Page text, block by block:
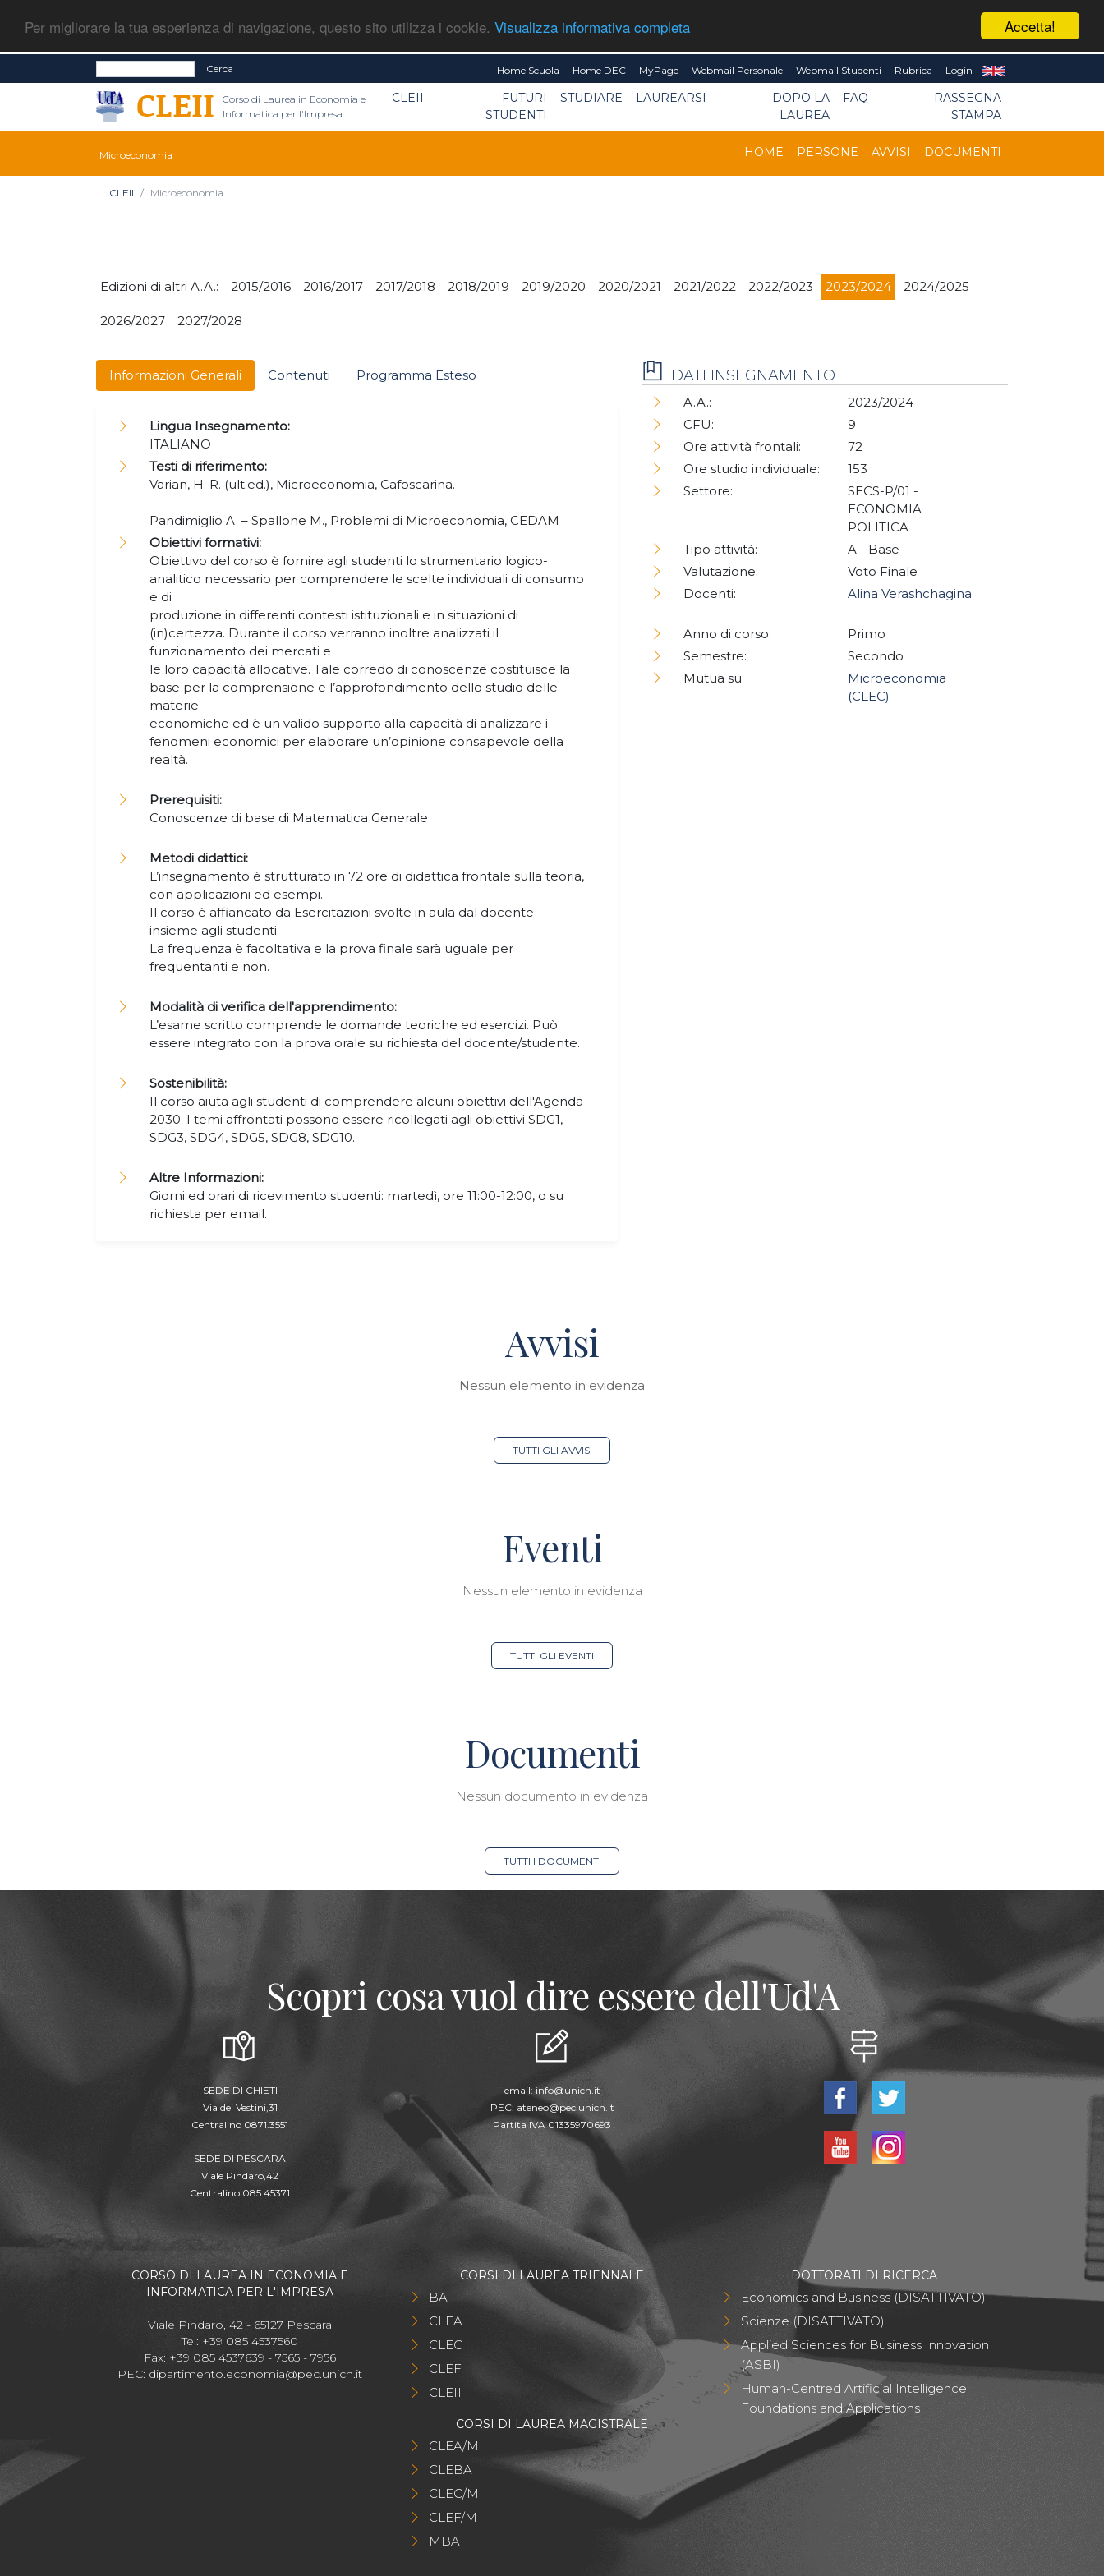
Accetta!
Per migliorare la tua esperienza di navigazione, questo sito utilizza i cookie. Visualizza informativa completa
Cerca Home Scuola Home DEC MyPage Webmail Personale Webmail Studenti Rubrica Login
Corso di Laurea in Economia e
Informatica per l'Impresa
CLEII
FUTURI
STUDENTI
STUDIARE LAUREARSI
DOPO LA
LAUREA
FAQ
RASSEGNA
STAMPA
Microeconomia HOME PERSONE AVVISI DOCUMENTI
CLEII Microeconomia
Edizioni di altri A.A.: 2015/2016 2016/2017 2017/2018 2018/2019 2019/2020 2020/2021 2021/2022 2022/2023 2023/2024 2024/2025
2026/2027 2027/2028
Informazioni Generali Contenuti Programma Esteso
Lingua Insegnamento:
ITALIANO
Testi di riferimento:
Varian, H. R. (ult.ed.), Microeconomia, Cafoscarina.
Pandimiglio A. – Spallone M., Problemi di Microeconomia, CEDAM
Obiettivi formativi:
Obiettivo del corso è fornire agli studenti lo strumentario logico-
analitico necessario per comprendere le scelte individuali di consumo
e di
produzione in differenti contesti istituzionali e in situazioni di
(in)certezza. Durante il corso verranno inoltre analizzati il
funzionamento dei mercati e
le loro capacità allocative. Tale corredo di conoscenze costituisce la
base per la comprensione e l’approfondimento dello studio delle
materie
economiche ed è un valido supporto alla capacità di analizzare i
fenomeni economici per elaborare un’opinione consapevole della
realtà.
Prerequisiti:
Conoscenze di base di Matematica Generale
Metodi didattici:
L’insegnamento è strutturato in 72 ore di didattica frontale sulla teoria,
con applicazioni ed esempi.
Il corso è affiancato da Esercitazioni svolte in aula dal docente
insieme agli studenti.
La frequenza è facoltativa e la prova finale sarà uguale per
frequentanti e non.
Modalità di verifica dell'apprendimento:
L’esame scritto comprende le domande teoriche ed esercizi. Può
essere integrato con la prova orale su richiesta del docente/studente.
Sostenibilità:
Il corso aiuta agli studenti di comprendere alcuni obiettivi dell'Agenda
2030. I temi affrontati possono essere ricollegati agli obiettivi SDG1,
SDG3, SDG4, SDG5, SDG8, SDG10.
Altre Informazioni:
Giorni ed orari di ricevimento studenti: martedì, ore 11:00-12:00, o su
richiesta per email.
DATI INSEGNAMENTO
A.A.:
2023/2024
CFU:
9
Ore attività frontali:
72
Ore studio individuale:
153
Settore:
SECS-P/01 -
ECONOMIA
POLITICA
Tipo attività:
A - Base
Valutazione:
Voto Finale
Docenti:
Alina Verashchagina
Anno di corso:
Primo
Semestre:
Secondo
Mutua su:
Microeconomia
(CLEC)
Avvisi
Nessun elemento in evidenza
TUTTI GLI AVVISI
Eventi
Nessun elemento in evidenza
TUTTI GLI EVENTI
Documenti
Nessun documento in evidenza
TUTTI I DOCUMENTI
Scopri cosa vuol dire essere dell'Ud'A
SEDE DI CHIETI
Via dei Vestini,31
Centralino 0871.3551
SEDE DI PESCARA
Viale Pindaro,42
Centralino 085.45371
email:info@unich.it
PEC: ateneo@pec.unich.it
Partita IVA 01335970693
CORSO DI LAUREA IN ECONOMIA E
INFORMATICA PER L'IMPRESA
Viale Pindaro, 42 - 65127 Pescara
Tel: +39 085 4537560
Fax: +39 085 4537639 - 7565 - 7956
PEC: dipartimento.economia@pec.unich.it
CORSI DI LAUREA TRIENNALE
BA
CLEA
CLEC
CLEF
CLEII
CORSI DI LAUREA MAGISTRALE
CLEA/M
CLEBA
CLEC/M
CLEF/M
MBA
DOTTORATI DI RICERCA
Economics and Business (DISATTIVATO)
Scienze (DISATTIVATO)
Applied Sciences for Business Innovation
(ASBI)
Human-Centred Artificial Intelligence:
Foundations and Applications